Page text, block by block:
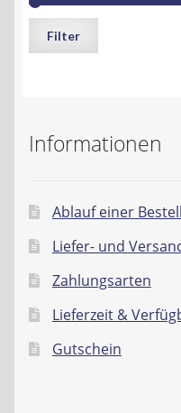
Filter
Informationen
Ablauf einer
Liefer- und
Zahlungsarten
Lieferzeit &
Gutschein